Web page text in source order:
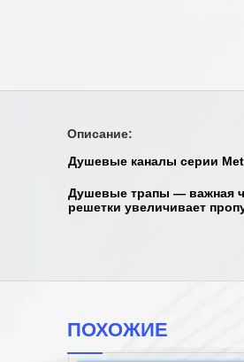
Описание:
Душевые каналы серии
Душевые трапы — важная
решетки увеличивает
ПОХОЖИЕ